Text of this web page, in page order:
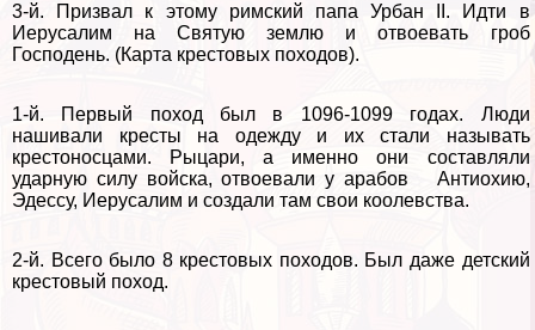
3-й. Призвал к этому римский папа Урбан II. Идти в
Иерусалим на Святую землю и отвоевать гроб
Господень. (Карта крестовых походов).
1-й. Первый поход был в 1096-1099 годах. Люди
нашивали кресты на одежду и их стали называть
крестоносцами. Рыцари, а именно они составляли
ударную силу войска, отвоевали у арабов Антиохию,
Эдессу, Иерусалим и создали там свои коолевства.
2-й. Всего было 8 крестовых походов. Был даже детский
крестовый поход.